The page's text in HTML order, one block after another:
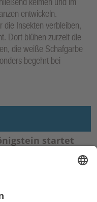
entwickeln.
die Insekten verbleiben,
Dort blühen zurzeit die
die weiße Schafgarbe
begehrt bei
startet